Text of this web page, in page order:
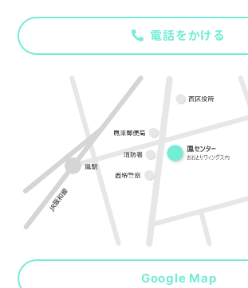
電話をかける
Google Map